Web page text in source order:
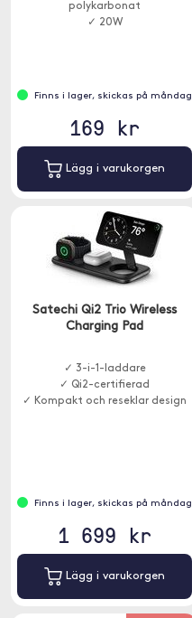
polykarbonat
✓ 20W
Finns i lager, skickas på måndag
169 kr
Lägg i varukorgen
Satechi Qi2 Trio Wireless
Charging Pad
✓ 3-i-1-laddare
✓ Qi2-certifierad
✓ Kompakt och reseklar design
Finns i lager, skickas på måndag
1 699 kr
Lägg i varukorgen